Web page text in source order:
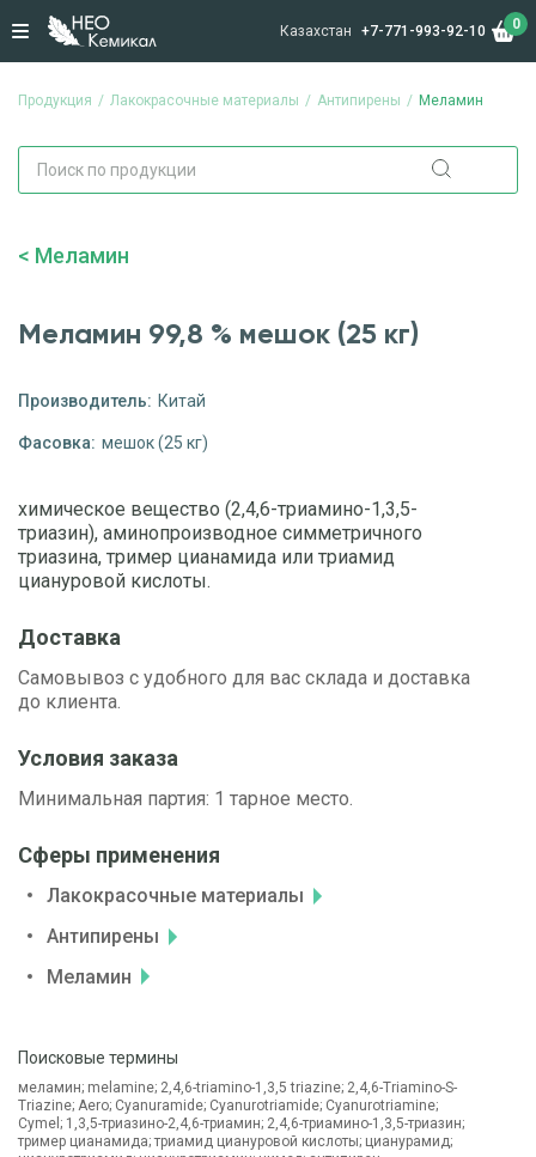
Казахстан +7-771-993-92-10 0
Продукция Лакокрасочные материалы Антипирены Меламин
Меламин
Меламин 99,8 % мешок (25 кг)
Производитель: Китай
Фасовка: мешок (25 кг)
химическое вещество (2,4,6-триамино-1,3,5-
триазин), аминопроизводное симметричного
триазина, тример цианамида или триамид
циануровой кислоты.
Доставка
Самовывоз с удобного для вас склада и доставка
до клиента.
Условия заказа
Минимальная партия: 1 тарное место.
Сферы применения
Лакокрасочные материалы
Антипирены
Меламин
Поисковые термины
меламин; melamine; 2,4,6-triamino-1,3,5 triazine; 2,4,6-Triamino-S-
Triazine; Aero; Cyanuramide; Cyanurotriamide; Cyanurotriamine;
Cymel; 1,3,5-триазино-2,4,6-триамин; 2,4,6-триамино-1,3,5-триазин;
тример цианамида; триамид циануровой кислоты; цианурамид;